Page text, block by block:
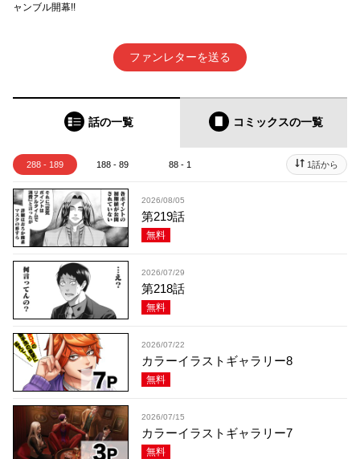
ャンブル開幕!!
ファンレターを送る
話の一覧 コミックスの一覧
288 - 189 188 - 89 88 - 1 1話から
2026/08/05
第219話
無料
2026/07/29
第218話
無料
2026/07/22
カラーイラストギャラリー8
無料
2026/07/15
カラーイラストギャラリー7
無料